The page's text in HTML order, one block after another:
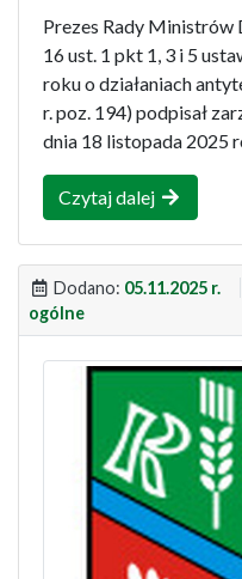
Prezes Rady Ministrów
16 ust. 1 pkt 1, 3 i 5
roku o działaniach
r. poz. 194) podpisał
dnia 18 listopada 2025
Czytaj dalej
Dodano: 05.11.2025 r.
ogólne